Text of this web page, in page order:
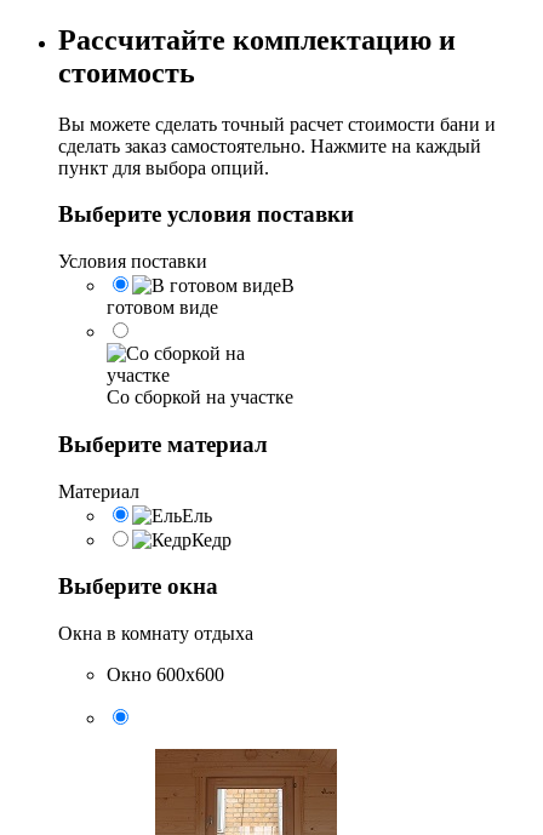
Мини"Рассчитайте комплектацию и
стоимость
Вы можете сделать точный расчет стоимости бани и
сделать заказ самостоятельно. Нажмите на каждый
пункт для выбора опций.
Выберите условия поставки
Условия поставки
В
готовом виде
Со сборкой на участке
Выберите материал
Материал
Ель
Кедр
Выберите окна
Окна в комнату отдыха
Окно 600х600